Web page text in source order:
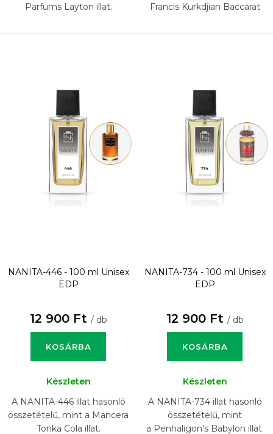
Parfums Layton illat.
Francis Kurkdjian Baccarat
NANITA-446 - 100 ml Unisex
EDP
12 900 Ft / db
KOSÁRBA
Készleten
A NANITA-446 illat hasonló
összetételű, mint a Mancera
Tonka Cola illat.
NANITA-734 - 100 ml Unisex
EDP
12 900 Ft / db
KOSÁRBA
Készleten
A NANITA-734 illat hasonló
összetételű, mint
a Penhaligon's Babylon illat.